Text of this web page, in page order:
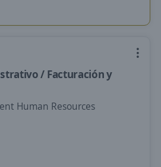
/ Facturación y
Human Resources